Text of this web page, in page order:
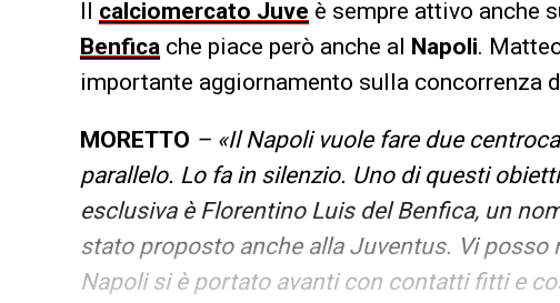
Il calciomercato Juve è sempre attivo anche
Benfica che piace però anche al Napoli.
importante aggiornamento sulla concorrenza
MORETTO – «Il Napoli vuole fare due
parallelo. Lo fa in silenzio. Uno di questi
esclusiva è Florentino Luis del Benfica, un
stato proposto anche alla Juventus. Vi
Napoli si è portato avanti con contatti fitti e